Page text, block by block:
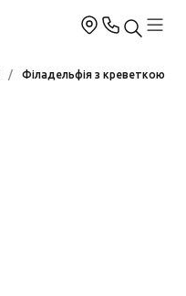
/ Філадельфія з креветкою